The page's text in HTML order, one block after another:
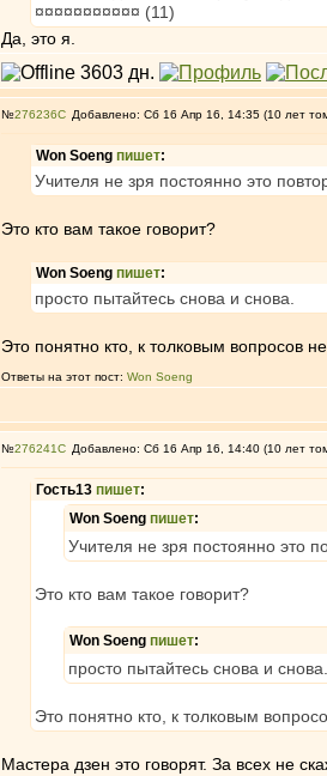
¤¤¤¤¤¤¤¤¤¤¤ (11)
Да, это я.
№276236 Добавлено: Сб 16 Апр 16, 14:35 (10 лет
Won Soeng пишет:
Учителя не зря постоянно это
Это кто вам такое говорит?
Won Soeng пишет:
просто пытайтесь снова и снова.
Это понятно кто, к толковым вопросов
Ответы на этот пост: Won Soeng
№276241 Добавлено: Сб 16 Апр 16, 14:40 (10 лет
Гость13 пишет:
Won Soeng пишет:
Учителя не зря постоянно это
Это кто вам такое говорит?
Won Soeng пишет:
просто пытайтесь снова и снова.
Это понятно кто, к толковым
Мастера дзен это говорят. За всех не